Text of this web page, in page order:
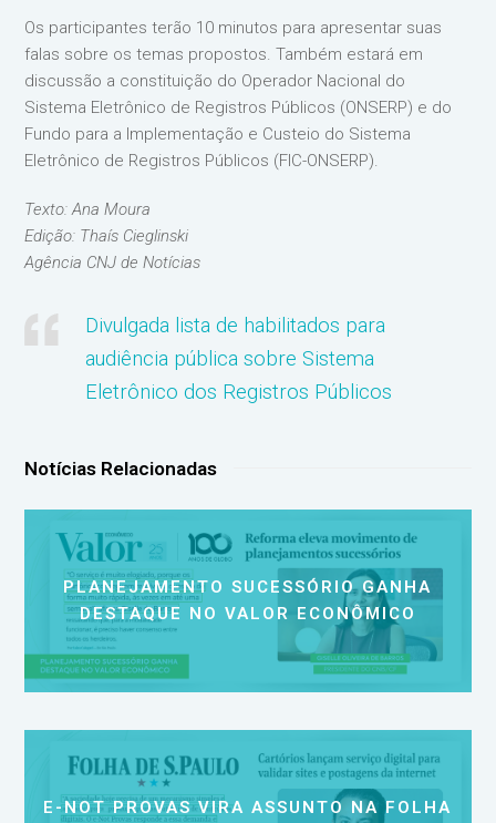
Os participantes terão 10 minutos para apresentar suas
falas sobre os temas propostos. Também estará em
discussão a constituição do Operador Nacional do
Sistema Eletrônico de Registros Públicos (ONSERP) e do
Fundo para a Implementação e Custeio do Sistema
Eletrônico de Registros Públicos (FIC-ONSERP).
Texto: Ana Moura
Edição: Thaís Cieglinski
Agência CNJ de Notícias
Divulgada lista de habilitados para
audiência pública sobre Sistema
Eletrônico dos Registros Públicos
Notícias Relacionadas
PLANEJAMENTO SUCESSÓRIO GANHA
DESTAQUE NO VALOR ECONÔMICO
E-NOT PROVAS VIRA ASSUNTO NA FOLHA